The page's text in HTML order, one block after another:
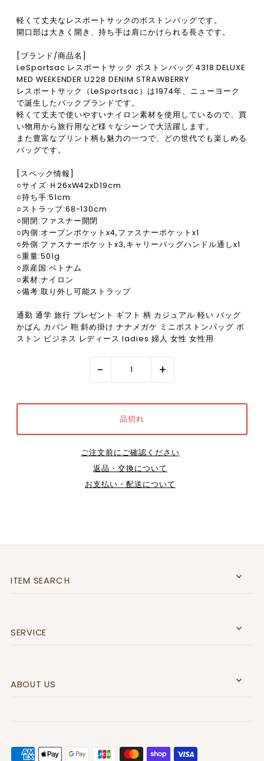
軽くて丈夫なレスポートサックのボストンバッグです。
開口部は大きく開き、持ち手は肩にかけられる長さです。
[ブランド/商品名]
LeSportsac レスポートサック ボストンバッグ 4318 DELUXE
MED WEEKENDER U228 DENIM STRAWBERRY
レスポートサック（LeSportsac）は1974年、ニューヨーク
で誕生したバックブランドです。
軽くて丈夫で使いやすいナイロン素材を使用しているので、買
い物用から旅行用など様々なシーンで大活躍します。
また豊富なプリント柄も魅力の一つで、どの世代でも楽しめる
バッグです。
[スペック情報]
○サイズ:Ｈ26xW42xD19cm
○持ち手:51cm
○ストラップ:68-130cm
○開閉:ファスナー開閉
○内側:オープンポケットx4,ファスナーポケットx1
○外側:ファスナーポケットx3,キャリーバッグハンドル通しx1
○重量:501g
○原産国:ベトナム
○素材:ナイロン
○備考:取り外し可能ストラップ
通勤 通学 旅行 プレゼント ギフト 柄 カジュアル 軽い バッグ
かばん カバン 鞄 斜め掛け ナナメガケ ミニボストンバッグ ボ
ストン ビジネス レディース ladies 婦人 女性 女性用
- +
ご注文前にご確認ください
返品・交換について
お支払い・配送について
ITEM SEARCＨ
SERVICE
ABOUT US